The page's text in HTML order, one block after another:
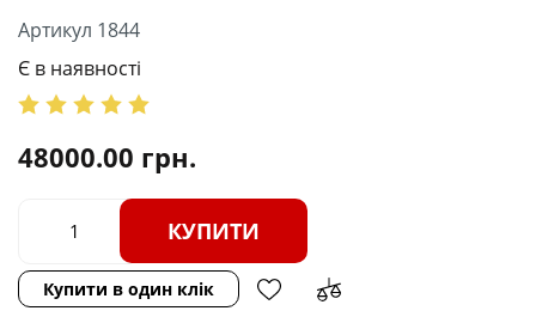
Артикул 1844
Є в наявності
48000.00 грн.
КУПИТИ
Купити в один клік